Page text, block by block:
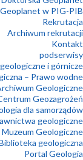
w PIG-PIB
Rekrutacja
Archiwum rekrutacji
Kontakt
podserwisy
i górnicze
– Prawo wodne
Geologiczne
Geozagrożeń
dla samorządów
geologiczne
Muzeum Geologiczne
geologiczna
Portal Geologia